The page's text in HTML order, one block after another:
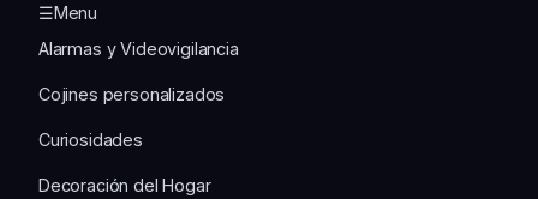
☰Menu
Alarmas y Videovigilancia
Cojines personalizados
Curiosidades
Decoración del Hogar